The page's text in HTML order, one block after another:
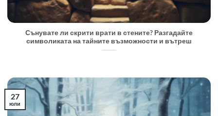
Сънувате ли скрити врати в стените? Разгадайте
символиката на тайните възможности и вътреш
27
юли